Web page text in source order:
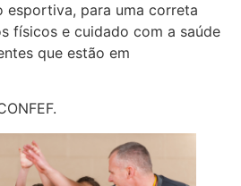
esportiva, para uma correta
físicos e cuidado com a saúde
que estão em